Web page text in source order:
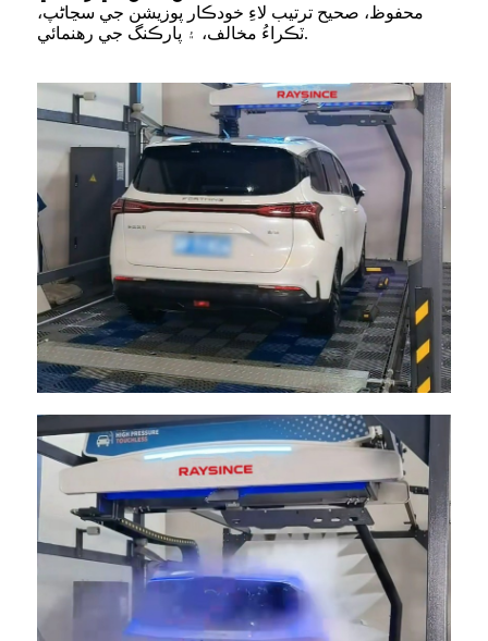
محفوظ، صحيح ترتيب لاءِ خودڪار پوزيشن جي سڃاڻپ،
ٽڪراءُ مخالف، ۽ پارڪنگ جي رهنمائي.